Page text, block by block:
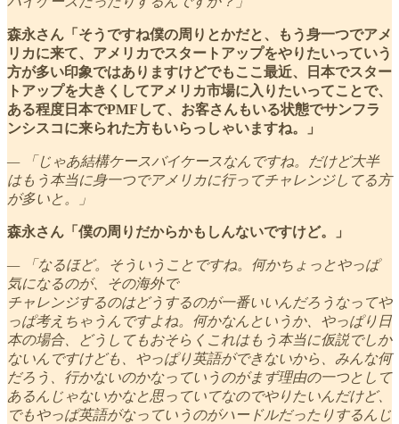
森永さん「そうですね僕の周りとかだと、もう身一つでアメ
リカに来て、アメリカでスタートアップをやりたいっていう
方が多い印象ではありますけどでもここ最近、日本でスター
トアップを大きくしてアメリカ市場に入りたいってことで、
ある程度日本でPMFして、お客さんもいる状態でサンフラ
ンシスコに来られた方もいらっしゃいますね。」
— 「じゃあ結構ケースバイケースなんですね。だけど大半
はもう本当に身一つでアメリカに行ってチャレンジしてる方
が多いと。」
森永さん「僕の周りだからかもしんないですけど。」
— 「なるほど。そういうことですね。何かちょっとやっぱ
気になるのが、その海外で
チャレンジするのはどうするのが一番いいんだろうなってや
っぱ考えちゃうんですよね。何かなんというか、やっぱり日
本の場合、どうしてもおそらくこれはもう本当に仮説でしか
ないんですけども、やっぱり英語ができないから、みんな何
だろう、行かないのかなっていうのがまず理由の一つとして
あるんじゃないかなと思っていてなのでやりたいんだけど、
でもやっぱ英語がなっていうのがハードルだったりするんじ